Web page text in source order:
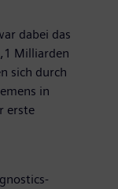
dabei das
Milliarden
sich durch
in
erste